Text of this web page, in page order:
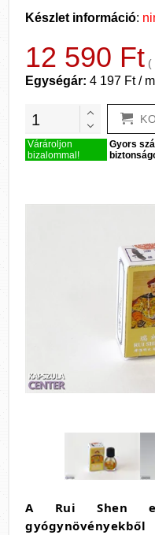
Készlet információ:
12 590 Ft (
Egységár: 4 197 Ft / ml
Várároljon
bizalommal!
Gyors
A Rui Shen